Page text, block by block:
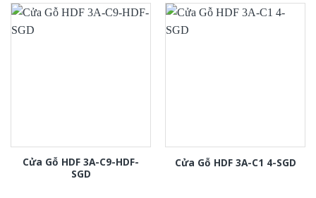
Cửa Gỗ HDF 3A-C9-HDF-
SGD
Cửa Gỗ HDF 3A-C1 4-SGD